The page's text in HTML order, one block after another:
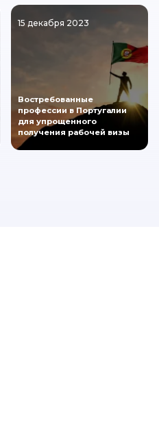
15 декабря 2023
Востребованные
профессии в Португалии
для упрощенного
получения рабочей визы